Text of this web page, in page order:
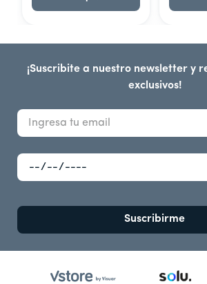
¡Suscribite a nuestro newsletter y
exclusivos!
Suscribirme